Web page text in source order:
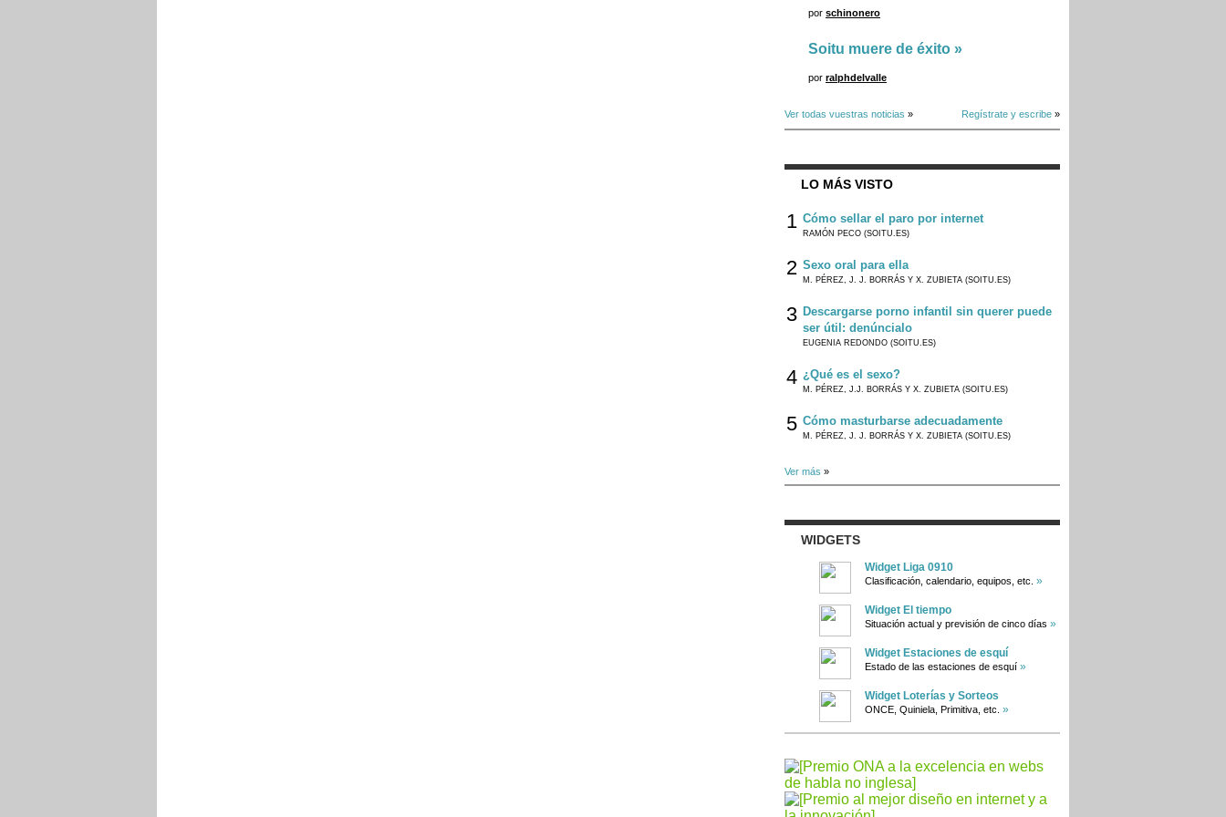
por schinonero
Soitu muere de éxito »
por ralphdelvalle
Ver todas vuestras noticias » Regístrate y escribe »
LO MÁS VISTO
1 Cómo sellar el paro por internet
RAMÓN PECO (SOITU.ES)
2 Sexo oral para ella
M. PÉREZ, J. J. BORRÁS Y X. ZUBIETA (SOITU.ES)
3 Descargarse porno infantil sin querer puede
ser útil: denúncialo
EUGENIA REDONDO (SOITU.ES)
4 ¿Qué es el sexo?
M. PÉREZ, J.J. BORRÁS Y X. ZUBIETA (SOITU.ES)
5 Cómo masturbarse adecuadamente
M. PÉREZ, J. J. BORRÁS Y X. ZUBIETA (SOITU.ES)
Ver más »
WIDGETS
Widget Liga 0910
Clasificación, calendario, equipos, etc. »
Widget El tiempo
Situación actual y previsión de cinco días »
Widget Estaciones de esquí
Estado de las estaciones de esquí »
Widget Loterías y Sorteos
ONCE, Quiniela, Primitiva, etc. »